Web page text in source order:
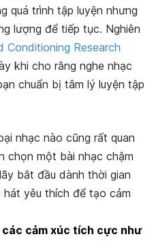
quá trình tập luyện nhưng
lượng để tiếp tục. Nghiên
Conditioning Research
khi cho rằng nghe nhạc
chuẩn bị tâm lý luyện tập
nhạc nào cũng rất quan
chọn một bài nhạc chậm
bắt đầu dành thời gian
yêu thích để tạo cảm
cảm xúc tích cực như